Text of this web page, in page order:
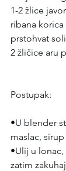
1-2 žlice
ribana
prstohvat soli
2 žličice aru
Postupak:
•U blender
maslac,
•Ulij u
zatim